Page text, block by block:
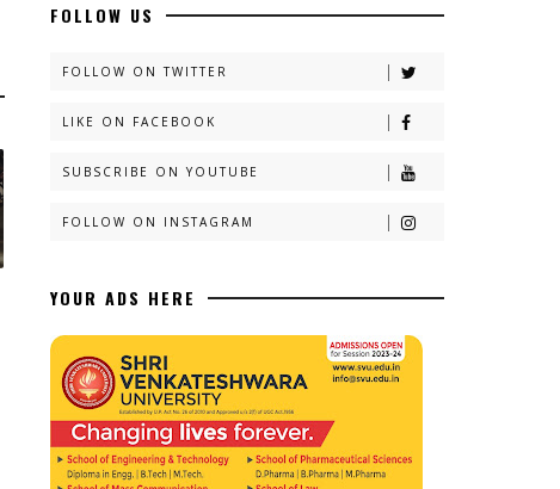
FOLLOW US
FOLLOW ON TWITTER
LIKE ON FACEBOOK
SUBSCRIBE ON YOUTUBE
FOLLOW ON INSTAGRAM
YOUR ADS HERE